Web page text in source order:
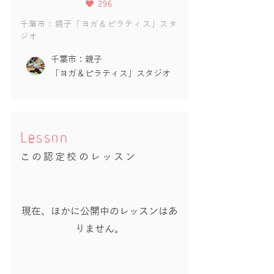
296
千葉市：親子「ヨガ＆ピラティス」スタ
ジオ
千葉市：親子
「ヨガ＆ピラティス」スタジオ
Lesson
この認定校のレッスン
現在、ほかに公開中のレッスンはあ
りません。